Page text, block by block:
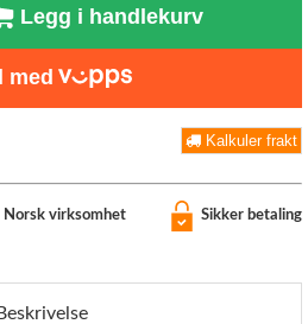
Legg i handlekurv
med
Kalkuler frakt
Norsk virksomhet Sikker betaling